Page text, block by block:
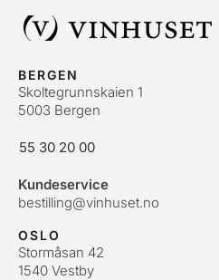
BERGEN
Skoltegrunnskaien 1
5003 Bergen
55 30 20 00
Kundeservice
bestilling@vinhuset.no
OSLO
Stormåsan 42
1540 Vestby